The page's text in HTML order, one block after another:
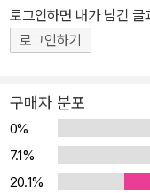
한다. 그는 화가이길 포
은 손에서 놓지 않았는
할 것인가에 대한 일종의
로 삼았던 ‘이 작품은 사
하도록 돕거나 권장하는가
리와 장막을 걷어내는 용
로그인하면 내가 남긴
로그인하기
구매자 분포
0%
7.1%
20.1%